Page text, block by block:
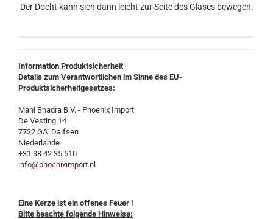
Der Docht kann sich dann leicht zur Seite des Glases bewegen.
Information Produktsicherheit
Details zum Verantwortlichen im Sinne des EU-
Produktsicherheitgesetzes:
Mani Bhadra B.V. - Phoenix Import
De Vesting 14
7722 GA Dalfsen
Niederlande
+31 38 42 35 510
info@phoeniximport.nl
Eine Kerze ist ein offenes Feuer !
Bitte beachte folgende Hinweise: